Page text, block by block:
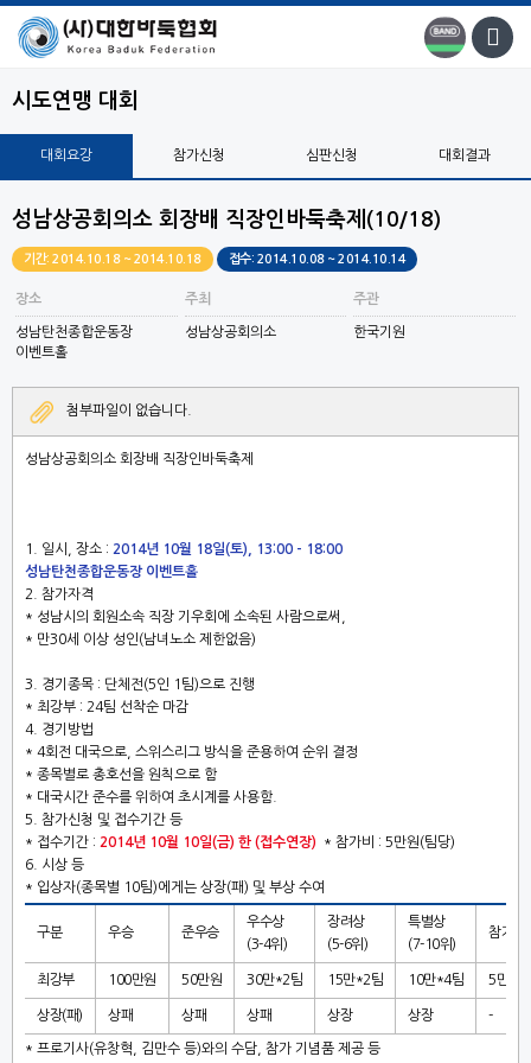
시도연맹 대회
대회요강 참가신청 심판신청 대회결과
성남상공회의소 회장배 직장인바둑축제(10/18)
기간: 2014.10.18 ~ 2014.10.18 접수: 2014.10.08 ~ 2014.10.14
장소
성남탄천종합운동장
이벤트홀
주최
성남상공회의소
주관
한국기원
첨부파일이 없습니다.
성남상공회의소 회장배 직장인바둑축제
1. 일시, 장소 : 2014년 10월 18일(토), 13:00 - 18:00
성남탄천종합운동장 이벤트홀
2. 참가자격
* 성남시의 회원소속 직장 기우회에 소속된 사람으로써,
* 만30세 이상 성인(남녀노소 제한없음)
3. 경기종목 : 단체전(5인 1팀)으로 진행
* 최강부 : 24팀 선착순 마감
4. 경기방법
* 4회전 대국으로, 스위스리그 방식을 준용하여 순위 결정
* 종목별로 총호선을 원칙으로 함
* 대국시간 준수를 위하여 초시계를 사용함.
5. 참가신청 및 접수기간 등
* 접수기간 : 2014년 10월 10일(금) 한 (접수연장)
* 참가비 : 5만원(팀당)
6. 시상 등
* 입상자(종목별 10팀)에게는 상장(패) 및 부상 수여
구분 우승 준우승
우수상
(3-4위)
장려상
(5-6위)
특별상
(7-10위)
참가상
최강부 100만원 50만원 30만*2팀 15만*2팀 10만*4팀 5만
상장(패) 상패 상패 상패 상장 상장 -
* 프로기사(유창혁, 김만수 등)와의 수담, 참가 기념품 제공 등